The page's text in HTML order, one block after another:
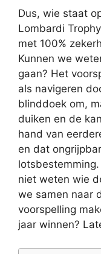
Dus, wie staat
Lombardi
met 100%
Kunnen we
gaan? Het
als navigeren
blinddoek om,
duiken en de
hand van
en dat
niet weten wie
we samen naar
voorspelling
jaar winnen?